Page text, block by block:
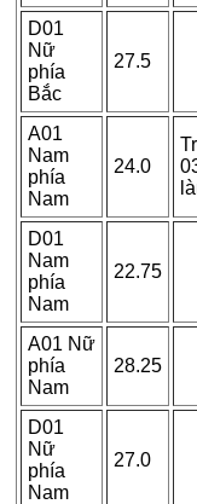
D01
Nữ
phía
Bắc
27.5
A01
Nam
phía
Nam
24.0
D01
Nam
phía
Nam
22.75
A01 Nữ
phía
Nam
28.25
D01
Nữ
phía
Nam
27.0